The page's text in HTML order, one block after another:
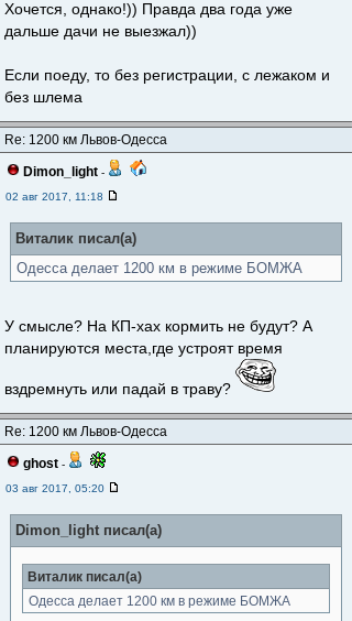
Хочется, однако!)) Правда два года уже
дальше дачи не выезжал))
Если поеду, то без регистрации, с лежаком и
без шлема
Re: 1200 км Львов-Одесса
Dimon_light -
02 авг 2017, 11:18
Виталик писал(а)
Одесса делает 1200 км в режиме БОМЖА
У смысле? На КП-хах кормить не будут? А
планируются места,где устроят время
вздремнуть или падай в траву?
Re: 1200 км Львов-Одесса
ghost -
03 авг 2017, 05:20
Dimon_light писал(а)
Виталик писал(а)
Одесса делает 1200 км в режиме БОМЖА